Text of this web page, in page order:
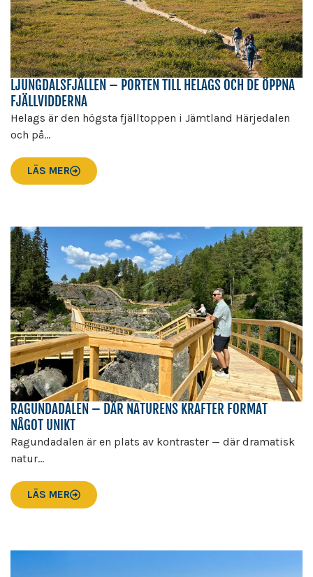
LJUNGDALSFJÄLLEN – PORTEN TILL HELAGS OCH DE ÖPPNA
FJÄLLVIDDERNA
Helags är den högsta fjälltoppen i Jämtland Härjedalen
och på...
LÄS MER
RAGUNDADALEN – DÄR NATURENS KRAFTER FORMAT
NÅGOT UNIKT
Ragundadalen är en plats av kontraster — där dramatisk
natur...
LÄS MER